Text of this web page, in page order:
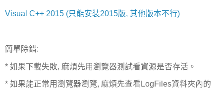
Visual C++ 2015 (只能安裝2015版, 其他版本不行)
簡單除錯:
* 如果下載失敗, 麻煩先用瀏覽器測試看資源是否存活。
* 如果能正常用瀏覽器瀏覽, 麻煩先查看LogFiles資料夾內的